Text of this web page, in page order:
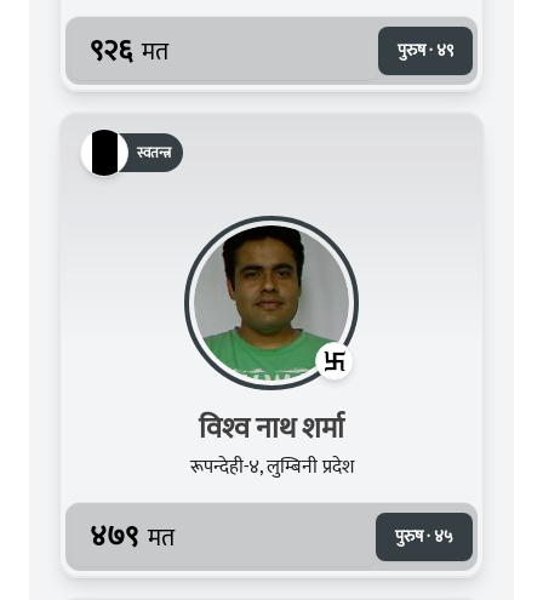
९२६ मत पुरुष · ४९
स्वतन्त्र
विश्‍व नाथ शर्मा
रूपन्देही-४, लुम्बिनी प्रदेश
४७९ मत पुरुष · ४५